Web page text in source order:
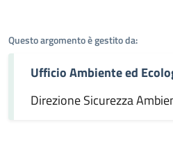
Questo argomento è gestito da:
Ufficio Ambiente ed
Direzione Sicurezza